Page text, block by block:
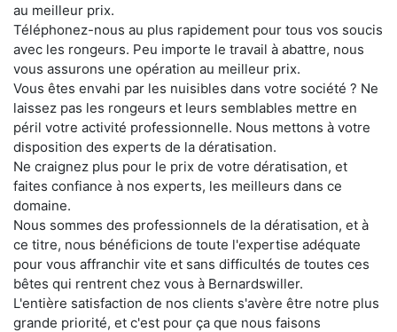
au meilleur prix.
Téléphonez-nous au plus rapidement pour tous vos soucis
avec les rongeurs. Peu importe le travail à abattre, nous
vous assurons une opération au meilleur prix.
Vous êtes envahi par les nuisibles dans votre société ? Ne
laissez pas les rongeurs et leurs semblables mettre en
péril votre activité professionnelle. Nous mettons à votre
disposition des experts de la dératisation.
Ne craignez plus pour le prix de votre dératisation, et
faites confiance à nos experts, les meilleurs dans ce
domaine.
Nous sommes des professionnels de la dératisation, et à
ce titre, nous bénéficions de toute l'expertise adéquate
pour vous affranchir vite et sans difficultés de toutes ces
bêtes qui rentrent chez vous à Bernardswiller.
L'entière satisfaction de nos clients s'avère être notre plus
grande priorité, et c'est pour ça que nous faisons